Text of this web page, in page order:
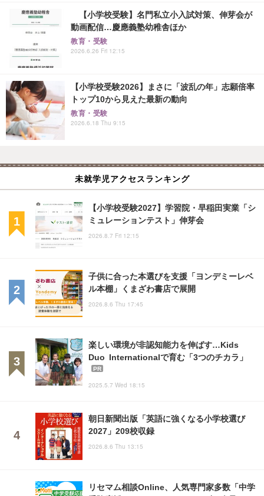
【小学校受験】名門私立小入試対策、伸芽会が
動画配信…慶應義塾幼稚舎ほか
教育・受験
2026.6.26 Fri 12:15
【小学校受験2026】まさに「波乱の年」志願倍率
トップ10から見えた最新の動向
教育・受験
2026.6.18 Thu 9:15
未就学児アクセスランキング
【小学校受験2027】学習院・早稲田実業「シ
ミュレーションテスト」伸芽会
2026.8.7 Fri 12:15
子供に合った本選びを支援「ヨンデミーレベ
ル本棚」くまざわ書店で展開
2026.8.6 Thu 17:45
楽しい環境が非認知能力を伸ばす…Kids
Duo Internationalで育む「3つのチカラ」
PR
2025.5.7 Wed 18:15
朝日新聞出版「英語に強くなる小学校選び
2027」209校収録
2026.8.6 Thu 13:15
リセマム相談Online、人気専門家多数「中学